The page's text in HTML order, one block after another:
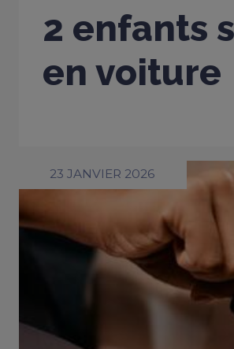
2 enfants
en voiture
23 JANVIER 2026